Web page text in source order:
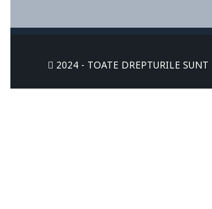
2024 - TOATE DREPTURILE SUNT